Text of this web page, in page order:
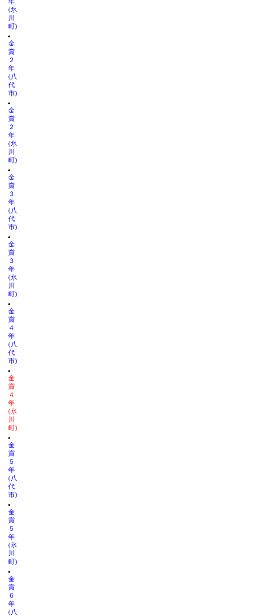
年
(氷
川
町)
金
賞
２
年
(八
代
市)
金
賞
２
年
(氷
川
町)
金
賞
３
年
(八
代
市)
金
賞
３
年
(氷
川
町)
金
賞
４
年
(八
代
市)
金
賞
４
年
(氷
川
町)
金
賞
５
年
(八
代
市)
金
賞
５
年
(氷
川
町)
金
賞
６
年
(八